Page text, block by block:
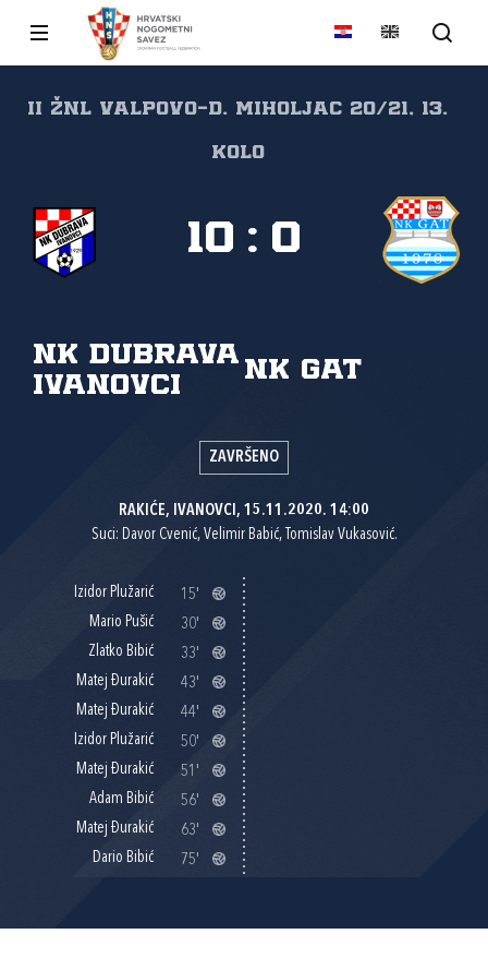
II ŽNL VALPOVO-D. MIHOLJAC 20/21, 13.
kolo
NK Dubrava
Ivanovci
NK Gat
10 : 0
ZAVRŠENO
RAKIĆE, IVANOVCI, 15.11.2020. 14:00
Suci: Davor Cvenić, Velimir Babić, Tomislav Vukasović.
Izidor Plužarić
15'
Mario Pušić
30'
Zlatko Bibić
33'
Matej Đurakić
43'
Matej Đurakić
44'
Izidor Plužarić
50'
Matej Đurakić
51'
Adam Bibić
56'
Matej Đurakić
63'
Dario Bibić
75'